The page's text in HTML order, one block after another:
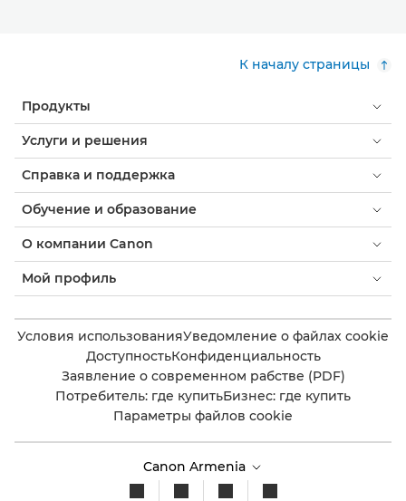
К началу страницы
Продукты
Услуги и решения
Справка и поддержка
Обучение и образование
О компании Canon
Мой профиль
Условия использованияУведомление о файлах cookie
ДоступностьКонфиденциальность
Заявление о современном рабстве (PDF)
Потребитель: где купитьБизнес: где купить
Параметры файлов cookie
Canon Armenia